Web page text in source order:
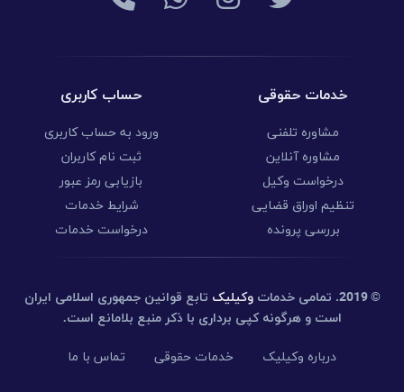
خدمات حقوقی
مشاوره تلفنی
مشاوره آنلاین
درخواست وکیل
تنظیم اوراق قضایی
بررسی پرونده
حساب کاربری
ورود به حساب کاربری
ثبت نام کاربران
بازیابی رمز عبور
شرایط خدمات
درخواست خدمات
© 2019. تمامی خدماتوکیلیک تابع قوانین جمهوری اسلامی ایران
است و هرگونه کپی برداری با ذکر منبع بلامانع است.
درباره وکیلیک خدمات حقوقی تماس با ما